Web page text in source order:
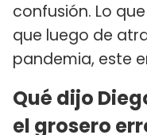
confusión. Lo
que luego de
pandemia, este
Qué dijo
el grosero